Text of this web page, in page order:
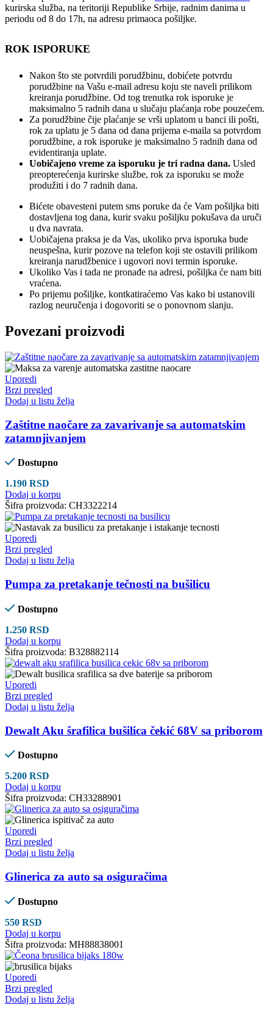
kurirska služba, na teritoriji Republike Srbije, radnim danima u
periodu od 8 do 17h, na adresu primaoca pošiljke.
ROK ISPORUKE
Nakon što ste potvrdili porudžbinu, dobićete potvrdu
porudžbine na Vašu e-mail adresu koju ste naveli prilikom
kreiranja porudžbine. Od tog trenutka rok isporuke je
maksimalno 5 radnih dana u slučaju plaćanja robe pouzećem.
Za porudžbine čije plaćanje se vrši uplatom u banci ili pošti,
rok za uplatu je 5 dana od dana prijema e-maila sa potvrdom
porudžbine, a rok isporuke je maksimalno 5 radnih dana od
evidentiranja uplate.
Uobičajeno vreme za isporuku je tri radna dana. Usled
preopterećenja kurirske službe, rok za isporuku se može
produžiti i do 7 radnih dana.
Bićete obavesteni putem sms poruke da će Vam pošiljka biti
dostavljena tog dana, kurir svaku pošiljku pokušava da uruči
u dva navrata.
Uobičajena praksa je da Vas, ukoliko prva isporuka bude
neuspešna, kurir pozove na telefon koji ste ostavili prilikom
kreiranja narudžbenice i ugovori novi termin isporuke.
Ukoliko Vas i tada ne pronađe na adresi, pošiljka će nam biti
vraćena.
Po prijemu pošiljke, kontkatiraćemo Vas kako bi ustanovili
razlog neuručenja i dogovoriti se o ponovnom slanju.
Povezani proizvodi
Uporedi
Brzi pregled
Dodaj u listu želja
Zaštitne naočare za zavarivanje sa automatskim
zatamnjivanjem
Dostupno
1.190 RSD
Dodaj u korpu
Šifra proizvoda: CH3322214
Uporedi
Brzi pregled
Dodaj u listu želja
Pumpa za pretakanje tečnosti na bušilicu
Dostupno
1.250 RSD
Dodaj u korpu
Šifra proizvoda: B328882114
Uporedi
Brzi pregled
Dodaj u listu želja
Dewalt Aku šrafilica bušilica čekić 68V sa priborom
Dostupno
5.200 RSD
Dodaj u korpu
Šifra proizvoda: CH33288901
Uporedi
Brzi pregled
Dodaj u listu želja
Glinerica za auto sa osiguračima
Dostupno
550 RSD
Dodaj u korpu
Šifra proizvoda: MH88838001
Uporedi
Brzi pregled
Dodaj u listu želja